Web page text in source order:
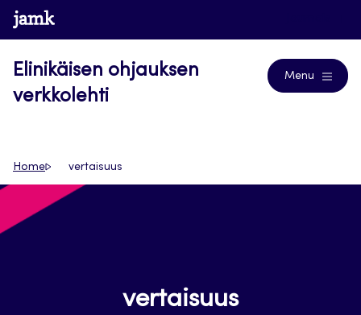
Siirry
suoraan
www.jamk.fi
Elinikäisen ohjauksen
verkkolehti
Menu
Home vertaisuus
vertaisuus